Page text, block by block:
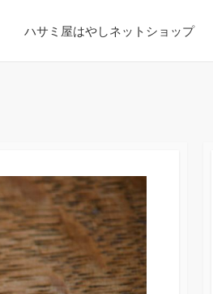
ハサミ屋はやしネットショップ